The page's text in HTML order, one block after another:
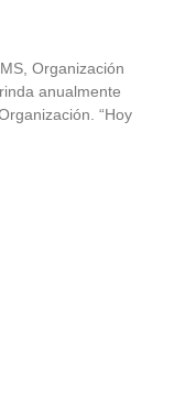
Organización
anualmente
“Hoy